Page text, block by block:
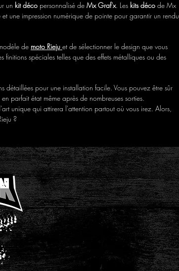
un kit déco personnalisé de Mx Graf'x. Les kits déco de Mx
une impression numérique de pointe pour garantir un rendu
de moto Rieju et de sélectionner le design que vous
spéciales telles que des effets métalliques ou des
détaillées pour une installation facile. Vous pouvez être sûr
parfait état même après de nombreuses sorties.
unique qui attirera l'attention partout où vous irez. Alors,
?